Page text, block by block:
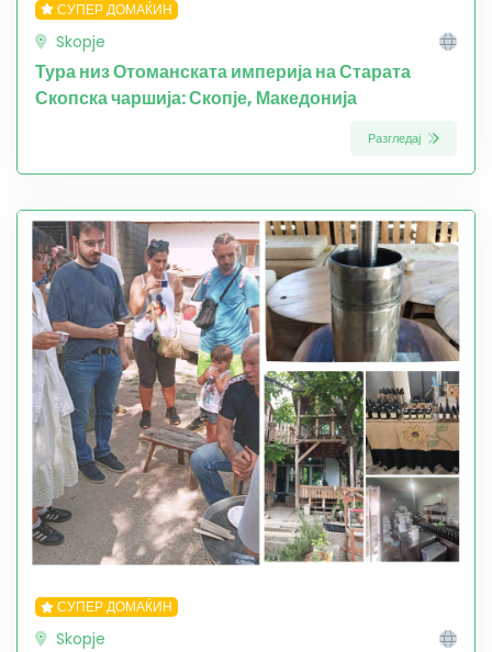
СУПЕР ДОМАЌИН
Skopje
Тура низ Отоманската империја на Старата
Скопска чаршија: Скопје, Македонија
Разгледај
СУПЕР ДОМАЌИН
Skopje